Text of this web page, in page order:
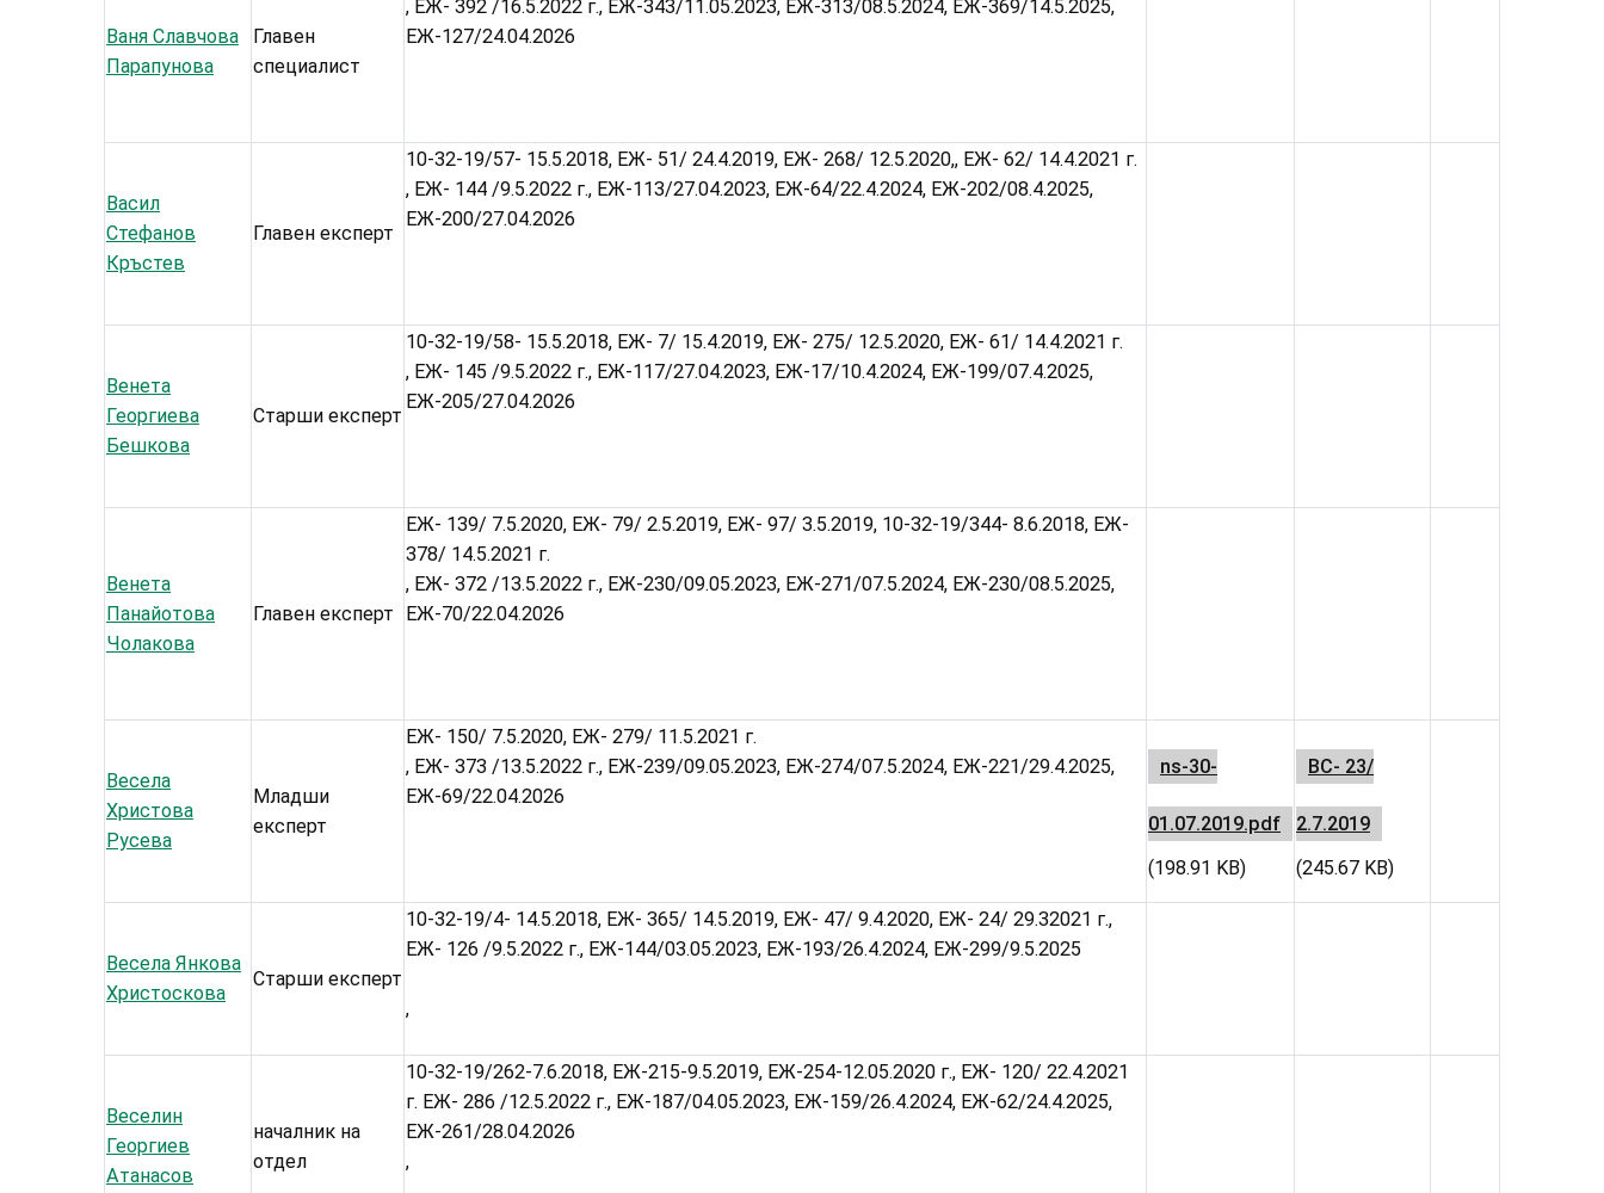
Ваня Славчова
Парапунова
Главен
специалист
, ЕЖ- 392 /16.5.2022 г., ЕЖ-343/11.05.2023, ЕЖ-313/08.5.2024, ЕЖ-369/14.5.2025,
ЕЖ-127/24.04.2026
Васил
Стефанов
Кръстев
Главен експерт
10-32-19/57- 15.5.2018, ЕЖ- 51/ 24.4.2019, ЕЖ- 268/ 12.5.2020,, ЕЖ- 62/ 14.4.2021 г.
, ЕЖ- 144 /9.5.2022 г., ЕЖ-113/27.04.2023, ЕЖ-64/22.4.2024, ЕЖ-202/08.4.2025,
ЕЖ-200/27.04.2026
Венета
Георгиева
Бешкова
Старши експерт
10-32-19/58- 15.5.2018, ЕЖ- 7/ 15.4.2019, ЕЖ- 275/ 12.5.2020, ЕЖ- 61/ 14.4.2021 г.
, ЕЖ- 145 /9.5.2022 г., ЕЖ-117/27.04.2023, ЕЖ-17/10.4.2024, ЕЖ-199/07.4.2025,
ЕЖ-205/27.04.2026
Венета
Панайотова
Чолакова
Главен експерт
ЕЖ- 139/ 7.5.2020, ЕЖ- 79/ 2.5.2019, ЕЖ- 97/ 3.5.2019, 10-32-19/344- 8.6.2018, ЕЖ-
378/ 14.5.2021 г.
, ЕЖ- 372 /13.5.2022 г., ЕЖ-230/09.05.2023, ЕЖ-271/07.5.2024, ЕЖ-230/08.5.2025,
ЕЖ-70/22.04.2026
Весела
Христова
Русева
Младши
експерт
ЕЖ- 150/ 7.5.2020, ЕЖ- 279/ 11.5.2021 г.
, ЕЖ- 373 /13.5.2022 г., ЕЖ-239/09.05.2023, ЕЖ-274/07.5.2024, ЕЖ-221/29.4.2025,
ЕЖ-69/22.04.2026
ns-30-
01.07.2019.pdf
(198.91 KB)
ВС- 23/
2.7.2019
(245.67 KB)
Весела Янкова
Христоскова
Старши експерт
10-32-19/4- 14.5.2018, ЕЖ- 365/ 14.5.2019, ЕЖ- 47/ 9.4.2020, ЕЖ- 24/ 29.32021 г.,
ЕЖ- 126 /9.5.2022 г., ЕЖ-144/03.05.2023, ЕЖ-193/26.4.2024, ЕЖ-299/9.5.2025
,
Веселин
Георгиев
Атанасов
началник на
отдел
10-32-19/262-7.6.2018, ЕЖ-215-9.5.2019, ЕЖ-254-12.05.2020 г., ЕЖ- 120/ 22.4.2021
г. ЕЖ- 286 /12.5.2022 г., ЕЖ-187/04.05.2023, ЕЖ-159/26.4.2024, ЕЖ-62/24.4.2025,
ЕЖ-261/28.04.2026
,